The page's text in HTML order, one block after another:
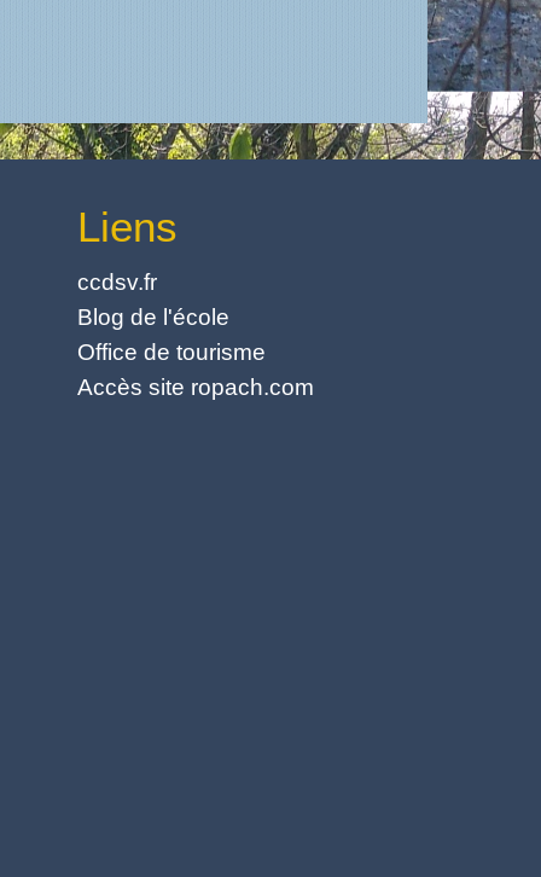
Liens
ccdsv.fr
Blog de l'école
Office de tourisme
Accès site ropach.com